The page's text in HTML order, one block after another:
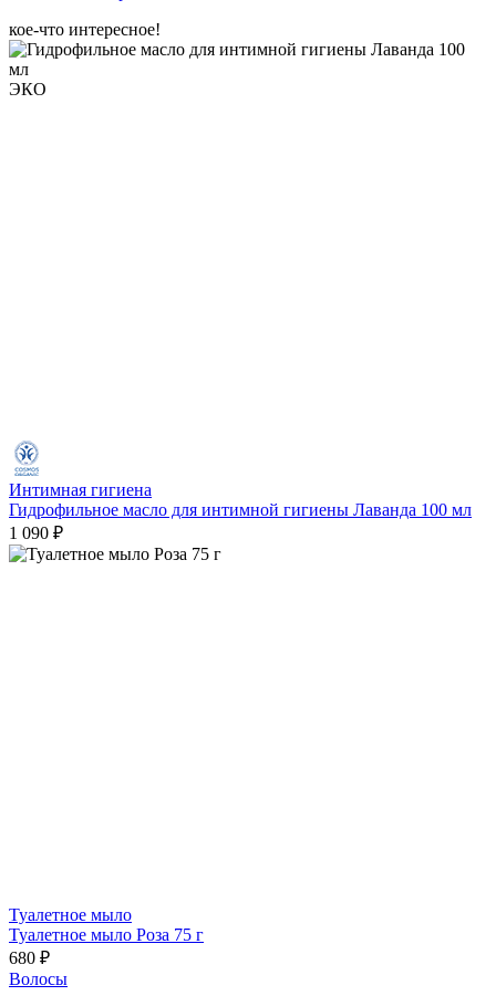
кое-что интересное!
ЭКО
Интимная гигиена
Гидрофильное масло для интимной гигиены Лаванда 100 мл
1 090 ₽
Туалетное мыло
Туалетное мыло Роза 75 г
680 ₽
Волосы